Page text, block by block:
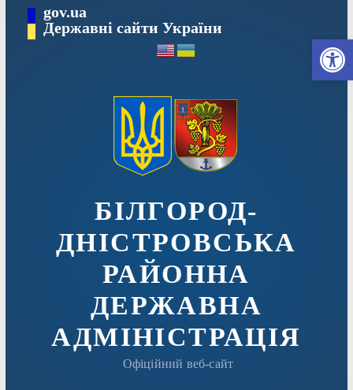
вмісту
gov.ua
Державні сайти України
БІЛГОРОД-
ДНІСТРОВСЬКА
РАЙОННА
ДЕРЖАВНА
АДМІНІСТРАЦІЯ
Офіційний веб-сайт